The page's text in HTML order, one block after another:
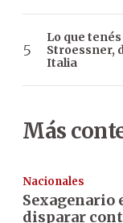
Lo que
Stroessner,
Italia
Más
Nacionales
Sexagenario
disparar